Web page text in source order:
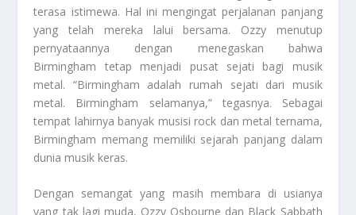
terasa istimewa. Hal ini mengingat perjalanan panjang
yang telah mereka lalui bersama. Ozzy menutup
pernyataannya dengan menegaskan bahwa
Birmingham tetap menjadi pusat sejati bagi musik
metal. “Birmingham adalah rumah sejati dari musik
metal. Birmingham selamanya,” tegasnya. Sebagai
tempat lahirnya banyak musisi rock dan metal ternama,
Birmingham memang memiliki sejarah panjang dalam
dunia musik keras.
Dengan semangat yang masih membara di usianya
yang tak lagi muda, Ozzy Osbourne dan Black Sabbath